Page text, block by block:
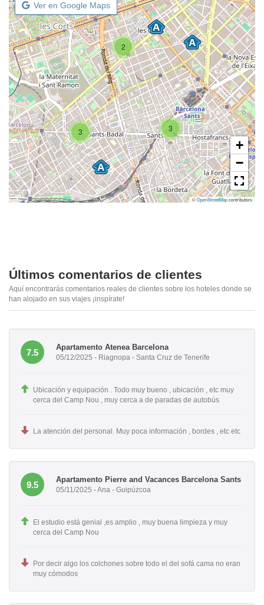
Ver en Google Maps
3
3
2
+
−
©OpenStreetMapcontributors
Últimos comentarios de clientes
Aquí encontrarás comentarios reales de clientes sobre los hoteles donde se
han alojado en sus viajes ¡inspírate!
7.5
Apartamento Atenea Barcelona
05/12/2025 - Riagnopa - Santa Cruz de Tenerife
Ubicación y equipación . Todo muy bueno , ubicación , etc muy
cerca del Camp Nou , muy cerca a de paradas de autobús
La atención del personal. Muy poca información , bordes , etc etc
9.5
Apartamento Pierre and Vacances Barcelona Sants
05/11/2025 - Ana - Guipúzcoa
El estudio está genial ,es amplio , muy buena limpieza y muy
cerca del Camp Nou
Por decir algo los colchones sobre todo el del sofá cama no eran
muy cómodos